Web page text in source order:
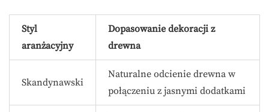
Styl
aranżacyjny
Dopasowanie dekoracji z
drewna
Skandynawski
Naturalne odcienie drewna w
połączeniu z jasnymi dodatkami